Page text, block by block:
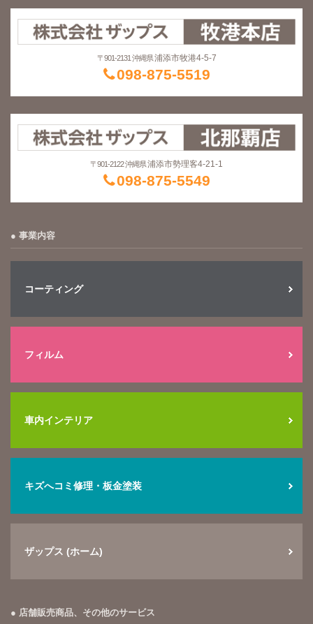
〒901-2131 沖縄県 浦添市牧港4-5-7
098-875-5519
〒901-2122 沖縄県浦添市勢理客4-21-1
098-875-5549
事業内容
コーティング
フィルム
車内インテリア
キズへコミ修理・板金塗装
ザップス (ホーム)
店舗販売商品、その他のサービス